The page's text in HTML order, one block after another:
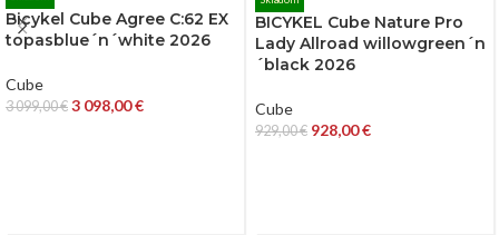
Bicykel Cube Agree C:62 EX
topasblue´n´white 2026
Cube
3 099,00€ 3 098,00€
BICYKEL Cube Nature Pro
Lady Allroad willowgreen´n
´black 2026
Cube
929,00€ 928,00€